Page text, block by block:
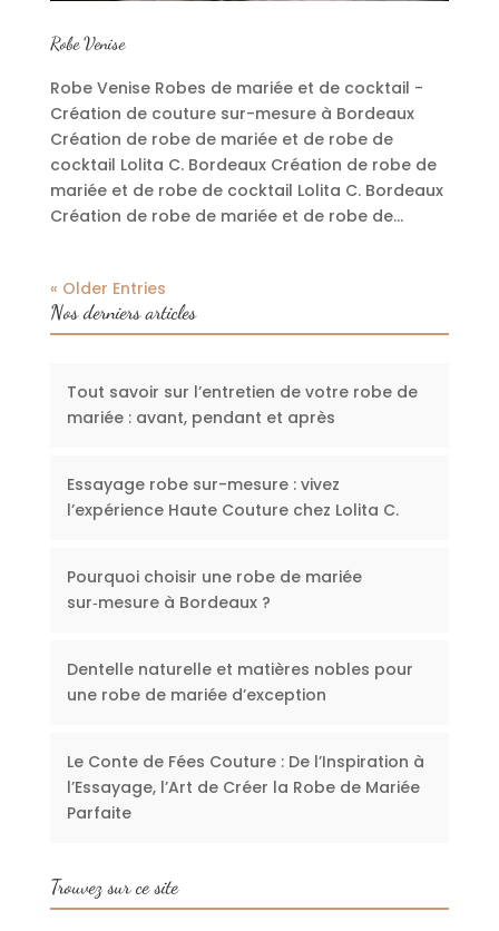
Robe Venise
Robe Venise Robes de mariée et de cocktail -
Création de couture sur-mesure à Bordeaux
Création de robe de mariée et de robe de
cocktail Lolita C. Bordeaux Création de robe de
mariée et de robe de cocktail Lolita C. Bordeaux
Création de robe de mariée et de robe de...
« Older Entries
Nos derniers articles
Tout savoir sur l’entretien de votre robe de
mariée : avant, pendant et après
Essayage robe sur-mesure : vivez
l’expérience Haute Couture chez Lolita C.
Pourquoi choisir une robe de mariée
sur‑mesure à Bordeaux ?
Dentelle naturelle et matières nobles pour
une robe de mariée d’exception
Le Conte de Fées Couture : De l’Inspiration à
l’Essayage, l’Art de Créer la Robe de Mariée
Parfaite
Trouvez sur ce site